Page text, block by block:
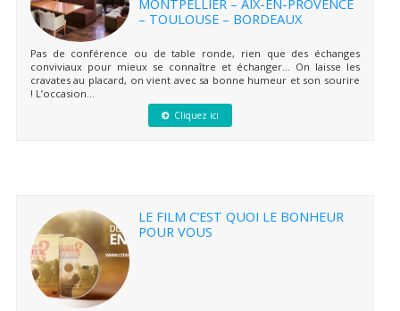
– TOULOUSE – BORDEAUX
Pas de conférence ou de table ronde, rien que des échanges
conviviaux pour mieux se connaître et échanger… On laisse les
cravates au placard, on vient avec sa bonne humeur et son sourire
! L’occasion...
Cliquez ici
LE FILM C’EST QUOI LE BONHEUR
POUR VOUS